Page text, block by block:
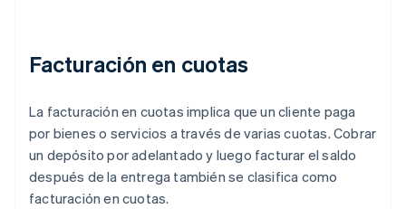
Facturación en cuotas
La facturación en cuotas implica que un cliente paga
por bienes o servicios a través de varias cuotas. Cobrar
un depósito por adelantado y luego facturar el saldo
después de la entrega también se clasifica como
facturación en cuotas.